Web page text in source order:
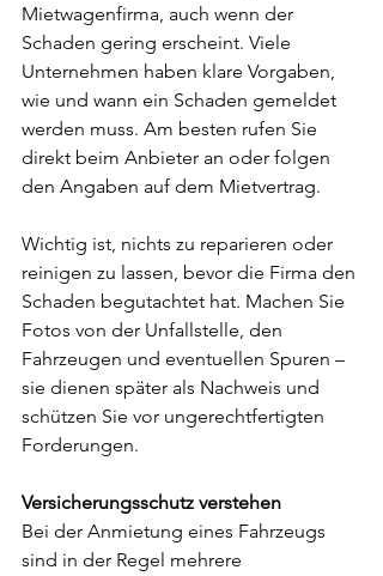
Mietwagenfirma, auch wenn der
Schaden gering erscheint. Viele
Unternehmen haben klare Vorgaben,
wie und wann ein Schaden gemeldet
werden muss. Am besten rufen Sie
direkt beim Anbieter an oder folgen
den Angaben auf dem Mietvertrag.
Wichtig ist, nichts zu reparieren oder
reinigen zu lassen, bevor die Firma den
Schaden begutachtet hat. Machen Sie
Fotos von der Unfallstelle, den
Fahrzeugen und eventuellen Spuren –
sie dienen später als Nachweis und
schützen Sie vor ungerechtfertigten
Forderungen.
Versicherungsschutz verstehen
Bei der Anmietung eines Fahrzeugs
sind in der Regel mehrere